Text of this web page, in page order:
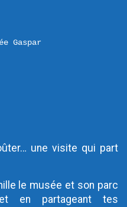
Gaspar
une visite qui part
le musée et son parc
en partageant tes